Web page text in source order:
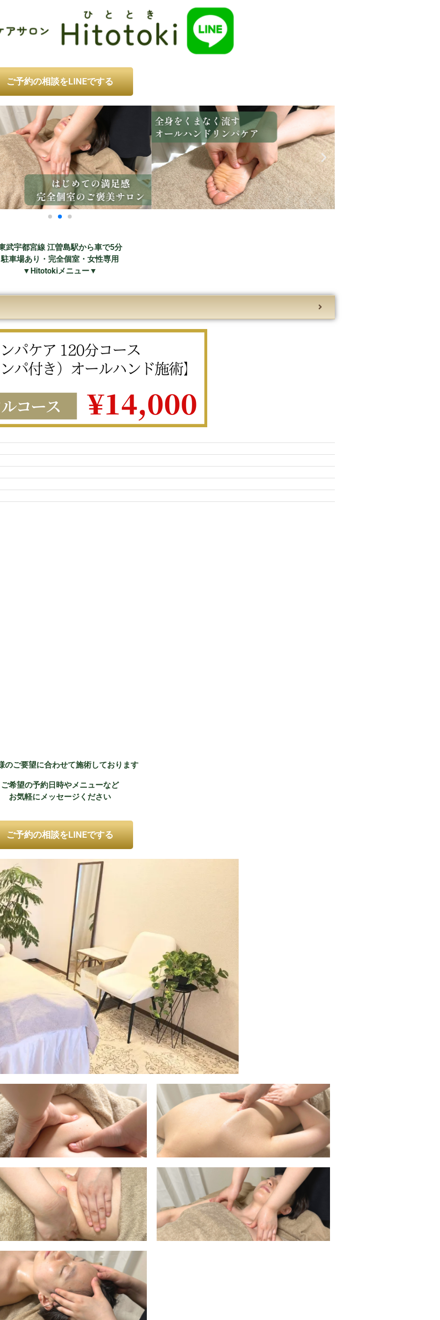
ご予約の相談をLINEでする
武宇都宮線 江曽島駅から車で5分
駐車場あり・ 完全個室・女性専用
▼Hitotokiメニュー▼
のご要望に合わせて施術しております
ご希望の予約日時やメニューなど
お気軽にメッセージください
ご予約の相談をLINEでする